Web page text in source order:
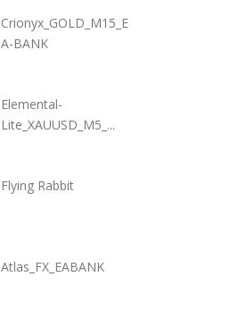
Crionyx_GOLD_M15_E
A-BANK
Elemental-
Lite_XAUUSD_M5_...
Flying Rabbit
Atlas_FX_EABANK